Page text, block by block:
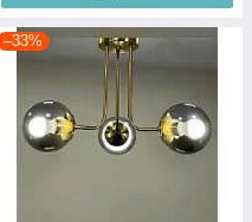
–33%